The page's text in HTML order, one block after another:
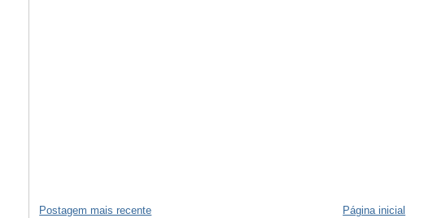
Postagem mais recente Página inicial